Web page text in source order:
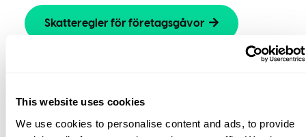
This website uses cookies
We use cookies to personalise content and ads, to provide
Skatteregler för företagsgåvor